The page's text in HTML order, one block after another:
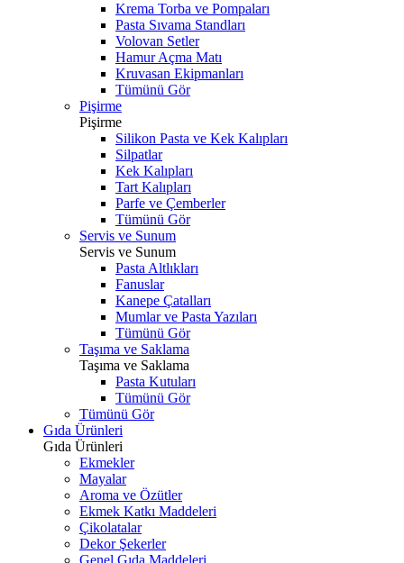
Krema Torba ve Pompaları
Pasta Sıvama Standları
Volovan Setler
Hamur Açma Matı
Kruvasan Ekipmanları
Tümünü Gör
Pişirme
Pişirme
Silikon Pasta ve Kek Kalıpları
Silpatlar
Kek Kalıpları
Tart Kalıpları
Parfe ve Çemberler
Tümünü Gör
Servis ve Sunum
Servis ve Sunum
Pasta Altlıkları
Fanuslar
Kanepe Çatalları
Mumlar ve Pasta Yazıları
Tümünü Gör
Taşıma ve Saklama
Taşıma ve Saklama
Pasta Kutuları
Tümünü Gör
Tümünü Gör
Gıda Ürünleri
Gıda Ürünleri
Ekmekler
Mayalar
Aroma ve Özütler
Ekmek Katkı Maddeleri
Çikolatalar
Dekor Şekerler
Genel Gıda Maddeleri